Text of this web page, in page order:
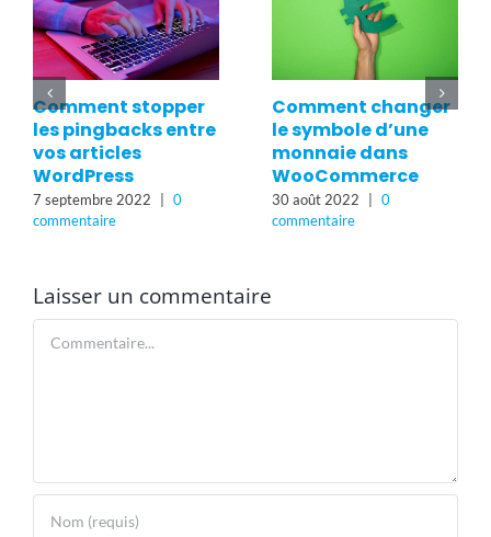
Quelle différence
entre
wordpress.com et
wordpress.org ?
22 septembre 2022
commentaire
Comment
dupliquer une page
ou un article
WordPress en 1
minute
12 septembre 2022
Laisser un commentaire
Commentaire